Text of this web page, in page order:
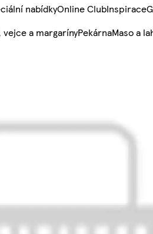
nabídkyOnline ClubInspirace
vejce a margarínyPekárnaMaso a